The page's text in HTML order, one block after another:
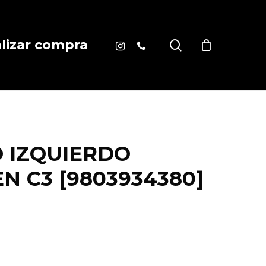
compra instagram
phone search
IZQUIERDO
C3 [9803934380]